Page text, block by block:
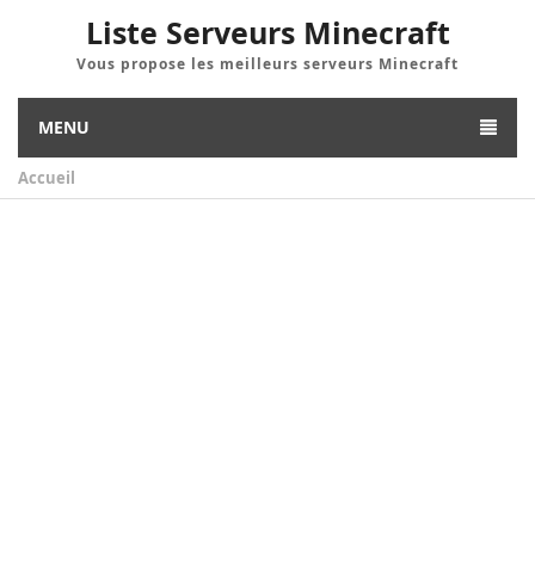
Liste Serveurs Minecraft
Vous propose les meilleurs serveurs Minecraft
MENU
Accueil